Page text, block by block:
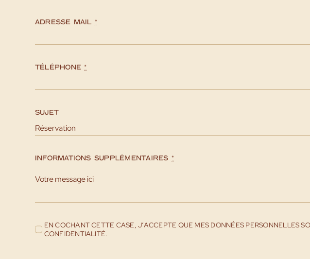
ADRESSE MAIL *
TÉLÉPHONE*
SUJET
INFORMATIONS SUPPLÉMENTAIRES *
EN COCHANT CETTE CASE, J’ACCEPTE QUE MES DONNÉES PERSONNELLES
CONFIDENTIALITÉ.